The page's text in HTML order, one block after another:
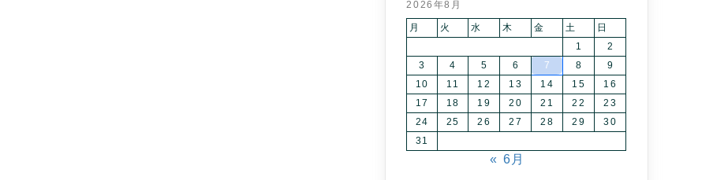
2026年8月
月 火 水 木 金 土
日
1
2
3
4 5 6 7 8
9
10
11 12 13 14 15
16
17
18 19 20 21 22
23
24
25 26 27 28 29
30
31
« 6月